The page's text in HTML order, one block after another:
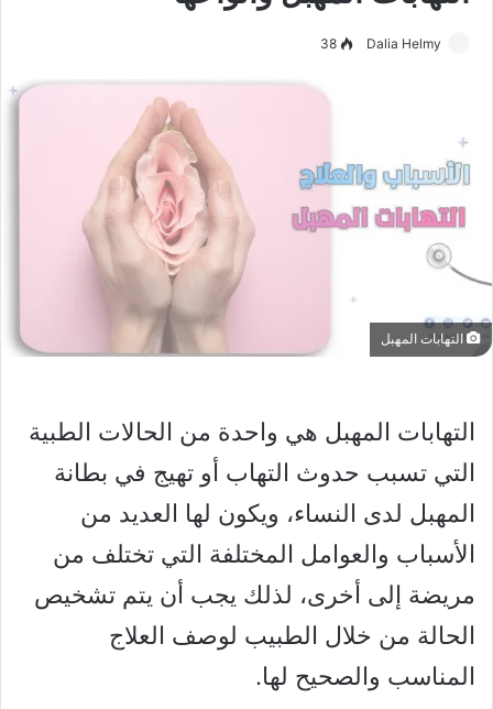
Dalia Helmy
38
التهابات المهبل
التهابات المهبل هي واحدة من الحالات الطبية
التي تسبب حدوث التهاب أو تهيج في بطانة
المهبل لدى النساء، ويكون لها العديد من
الأسباب والعوامل المختلفة التي تختلف من
مريضة إلى أخرى، لذلك يجب أن يتم تشخيص
الحالة من خلال الطبيب لوصف العلاج
المناسب والصحيح لها.